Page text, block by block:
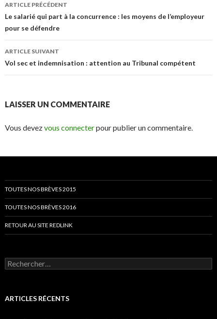
des
articles
ARTICLE PRÉCÉDENT
Le salarié qui part à la concurrence : les moyens de l’employeur
pour se défendre
ARTICLE SUIVANT
Vol sec et indemnisation : attention au Tribunal compétent
LAISSER UN COMMENTAIRE
Vous devezvous connecterpour publier un commentaire.
TOUTES NOS BRÈVES 2015
TOUTES NOS BRÈVES 2016
RETOUR AU SITE REDLINK
Rechercher :
ARTICLES RÉCENTS